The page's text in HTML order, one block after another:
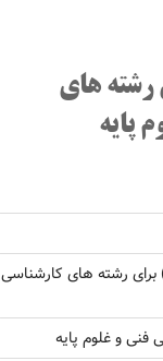
های
پایه
رشته های کارشناسی